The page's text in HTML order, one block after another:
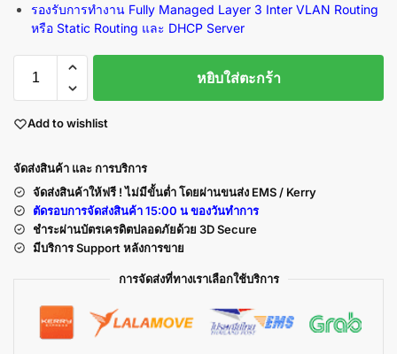
รองรับการทำงาน Fully Managed Layer 3 Inter VLAN Routing
หรือ Static Routing และ DHCP Server
หยิบใส่ตะกร้า
Add to wishlist
จัดส่งสินค้า และ การบริการ
จัดส่งสินค้าให้ฟรี ! ไม่มีขั้นต่ำ โดยผ่านขนส่ง EMS / Kerry
ตัดรอบการจัดส่งสินค้า 15:00 น ของวันทำการ
ชำระผ่านบัตรเครดิตปลอดภัยด้วย 3D Secure
มีบริการ Support หลังการขาย
การจัดส่งที่ทางเราเลือกใช้บริการ